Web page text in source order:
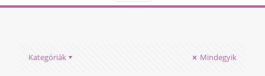
Kategóriák Mindegyik